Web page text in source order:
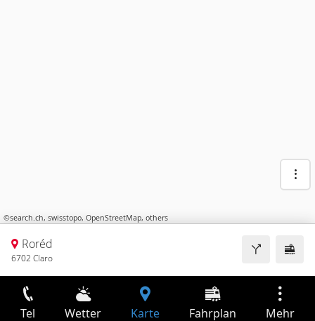
©search.ch, swisstopo, OpenStreetMap, others
Roréd
6702 Claro
Tel Wetter Karte Fahrplan Mehr